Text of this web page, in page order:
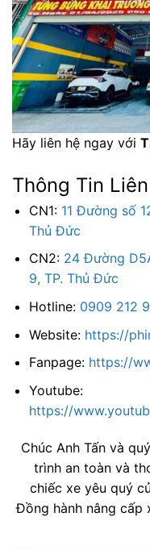
Hãy liên hệ ngay với
Thông Tin
CN1: 11 Đường số
Thủ Đức
CN2: 24 Đường
9, TP. Thủ Đức
Hotline: 0909 212
Website: https://
Fanpage: https://
Youtube:
https://
Chúc Anh Tấn và
trình an toàn và
chiếc xe yêu quý
Đồng hành nâng cấp